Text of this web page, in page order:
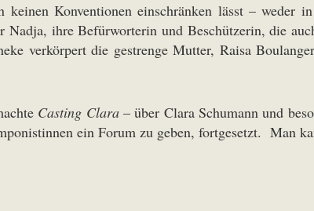
Konventionen einschränken lässt – weder
Nadja, ihre Befürworterin und Beschützerin, die
verkörpert die gestrenge Mutter, Raisa
Casting Clara– über Clara Schumann und
ein Forum zu geben, fortgesetzt. Man